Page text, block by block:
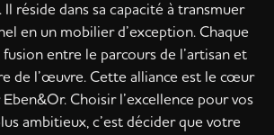
réside dans sa capacité à transmuer
en un mobilier d’exception. Chaque
entre le parcours de l’artisan et
de l’œuvre. Cette alliance est le cœur
Choisir l’excellence pour vos
ambitieux, c’est décider que votre